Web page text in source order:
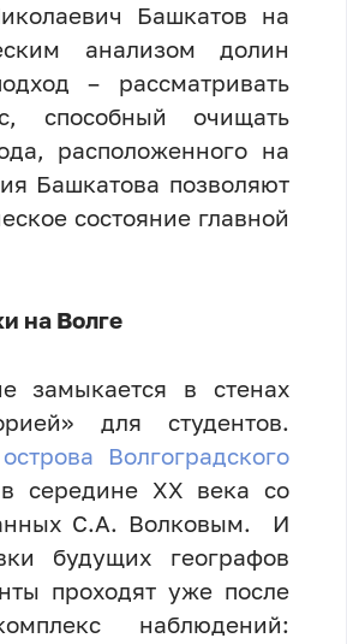
Башкатов на
анализом долин
– рассматривать
способный очищать
расположенного на
Башкатова позволяют
состояние главной
на Волге
замыкается в стенах
для студентов.
Волгоградского
середине XX века со
С.А. Волковым. И
будущих географов
проходят уже после
наблюдений: